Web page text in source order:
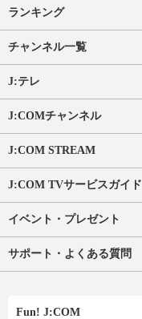
ランキング
チャンネル一覧
J:テレ
J:COMチャンネル
J:COM STREAM
J:COM TVサービスガイド
イベント・プレゼント
サポート・よくある質問
Fun! J:COM